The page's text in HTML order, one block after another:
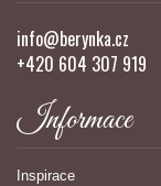
info@berynka.cz
+420 604 307 919
Informace
Inspirace